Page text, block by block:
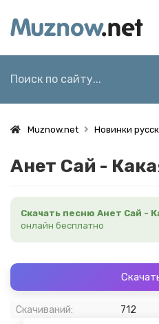
Muznow.net Новинки
Анет Сай -
Скачать песню Анет Сай -
онлайн бесплатно
Скачиваний:
712